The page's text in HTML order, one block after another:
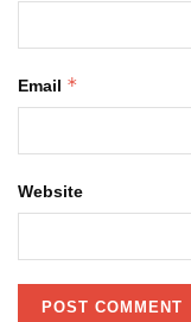
Email *
Website